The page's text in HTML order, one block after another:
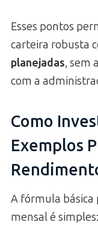
Esses pontos
carteira robusta
planejadas, sem
com a
Como
Exemplos
A fórmula
mensal é simples: